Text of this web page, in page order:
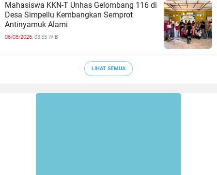
Mahasiswa KKN-T Unhas Gelombang 116 di
Desa Simpellu Kembangkan Semprot
Antinyamuk Alami
06/08/2026, 03:55 WIB
LIHAT SEMUA